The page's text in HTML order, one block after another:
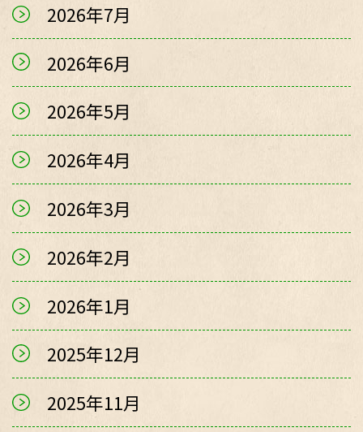
2026年7月
2026年6月
2026年5月
2026年4月
2026年3月
2026年2月
2026年1月
2025年12月
2025年11月